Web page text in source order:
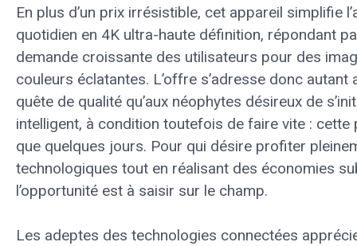
En plus d’un prix irrésistible, cet appareil simplifie
quotidien en 4K ultra-haute définition, répondant
demande croissante des utilisateurs pour des
couleurs éclatantes. L’offre s’adresse donc autant
quête de qualité qu’aux néophytes désireux de
intelligent, à condition toutefois de faire vite :
que quelques jours. Pour qui désire profiter
technologiques tout en réalisant des économies
l’opportunité est à saisir sur le champ.
Les adeptes des technologies connectées